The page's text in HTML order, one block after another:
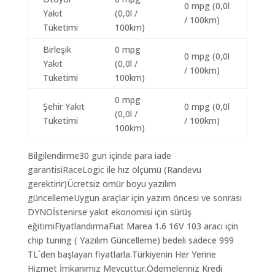
Yakıt
Tüketimi
(0,0l /
100km)
0 mpg (0,0l
/ 100km)
Birleşik
Yakıt
Tüketimi
0 mpg
(0,0l /
100km)
0 mpg (0,0l
/ 100km)
Şehir Yakıt
Tüketimi
0 mpg
(0,0l /
100km)
0 mpg (0,0l
/ 100km)
Bilgilendirme30 gun içinde para iade
garantisiRaceLogic ile hız ölçümü (Randevu
gerektirir)Ücretsiz ömür boyu yazılım
güncellemeUygun araçlar için yazım öncesi ve sonrası
DYNOİstenirse yakıt ekonomisi için sürüş
eğitimiFiyatlandırmaFiat Marea 1.6 16V 103 aracı için
chip tuning ( Yazılım Güncelleme) bedeli sadece 999
TL`den başlayan fiyatlarla.Türkiyenin Her Yerine
Hizmet İmkanımız Mevcuttur.Ödemeleriniz Kredi